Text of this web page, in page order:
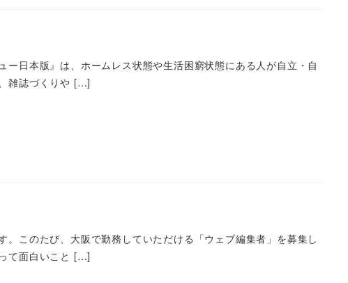
日本版』は、ホームレス状態や生活困窮状態にある人が自立・自
雑誌づくりや […]
このたび、大阪で勤務していただける「ウェブ編集者」を募集し
て面白いこと […]